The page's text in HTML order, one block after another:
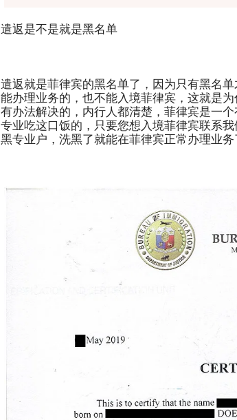
遣返是不是就是黑名单
遣返就是菲律宾的黑名单了，因为只有黑名
能办理业务的，也不能入境菲律宾，这就是
有办法解决的，内行人都清楚，菲律宾是一
专业吃这口饭的，只要您想入境菲律宾联系
黑专业户，洗黑了就能在菲律宾正常办理业务